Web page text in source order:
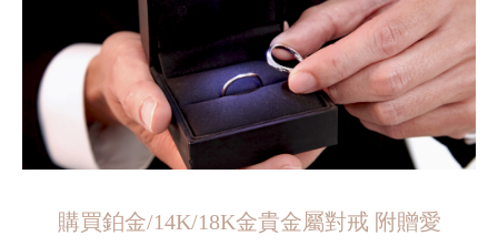
購買鉑金/14K/18K金貴金屬對戒 附贈愛